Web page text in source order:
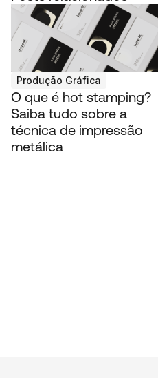
Produção Gráfica
O que é hot stamping?
Saiba tudo sobre a
técnica de impressão
metálica